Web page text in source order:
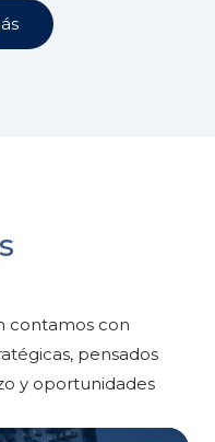
contamos con
pensados
y oportunidades